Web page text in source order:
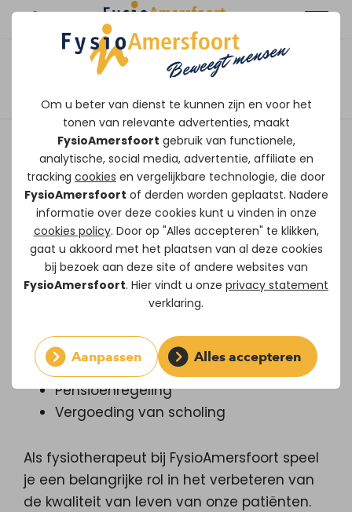
Om u beter van dienst te kunnen zijn en voor het
tonen van relevante advertenties, maakt
FysioAmersfoort gebruik van functionele,
analytische, social media, advertentie, affiliate en
tracking cookies en vergelijkbare technologie, die door
FysioAmersfoort of derden worden geplaatst. Nadere
informatie over deze cookies kunt u vinden in onze
cookies policy. Door op "Alles accepteren" te klikken,
gaat u akkoord met het plaatsen van al deze cookies
bij bezoek aan deze site of andere websites van
FysioAmersfoort. Hier vindt u onze privacy statement
verklaring.
Aanpassen Alles accepteren
Afspraak maken
Fysiotherapeut bij
FysioAmersfoort
Gevraagd
Afgeronde HBO-opleiding fysiotherapie
Inschrijving in het BIG-register
Goede beheersing van de Engelse taal
Eventuele specialisaties en aanvullende
scholingen worden extra gewaardeerd
Aanbod
Part-time 16- 24 uur
Pensioenregeling
Vergoeding van scholing
Als fysiotherapeut bij FysioAmersfoort speel
je een belangrijke rol in het verbeteren van
de kwaliteit van leven van onze patiënten.